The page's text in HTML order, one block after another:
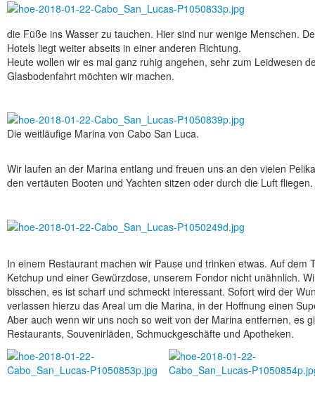
die Füße ins Wasser zu tauchen. Hier sind nur wenige Menschen.
Hotels liegt weiter abseits in einer anderen Richtung.
Heute wollen wir es mal ganz ruhig angehen, sehr zum Leidwesen
Glasbodenfahrt möchten wir machen.
Die weitläufige Marina von Cabo San Luca.
Wir laufen an der Marina entlang und freuen uns an den vielen
den vertäuten Booten und Yachten sitzen oder durch die Luft fliegen.
In einem Restaurant machen wir Pause und trinken etwas. Auf dem
Ketchup und einer Gewürzdose, unserem Fondor nicht unähnlich.
bisschen, es ist scharf und schmeckt interessant. Sofort wird der
verlassen hierzu das Areal um die Marina, in der Hoffnung einen
Aber auch wenn wir uns noch so weit von der Marina entfernen, es
Restaurants, Souvenirläden, Schmuckgeschäfte und Apotheken.